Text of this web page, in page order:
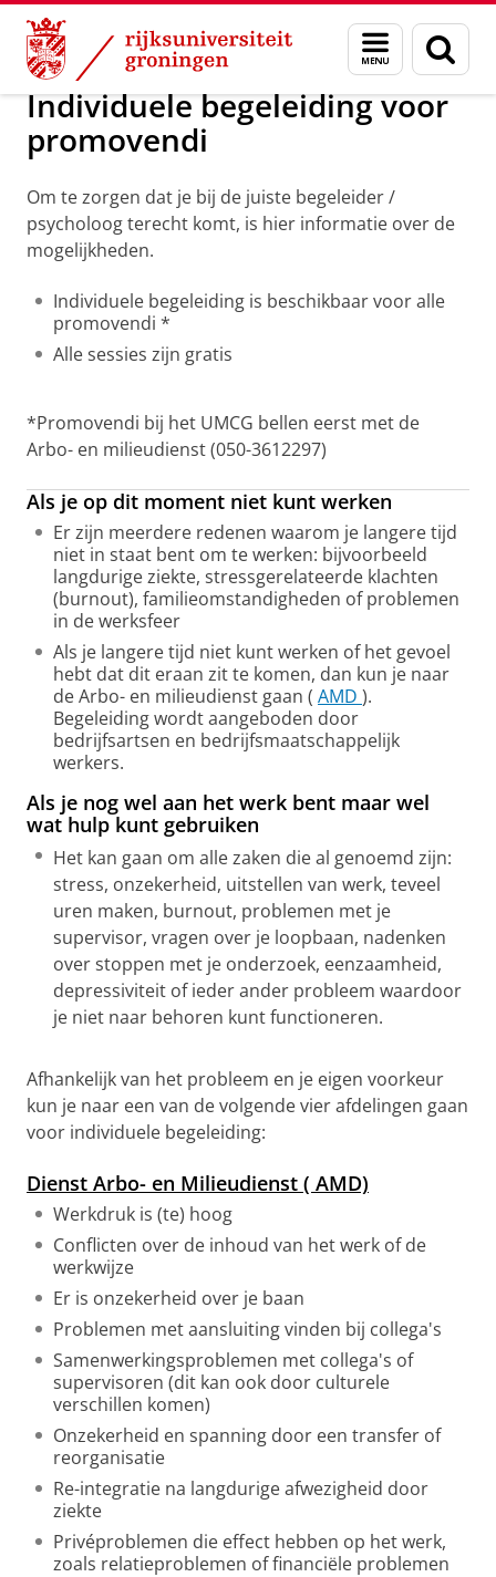
Skip
Content
Skip
Navigation
Menu
en
zoeken
Onderwijs Promotietrajecten Tijdens je promotietraject
Individuele begeleiding voor
promovendi
Om te zorgen dat je bij de juiste begeleider /
psycholoog terecht komt, is hier informatie over de
mogelijkheden.
Individuele begeleiding is beschikbaar voor alle
promovendi *
Alle sessies zijn gratis
*Promovendi bij het UMCG bellen eerst met de
Arbo- en milieudienst (050-3612297)
Als je op dit moment niet kunt werken
Er zijn meerdere redenen waarom je langere tijd
niet in staat bent om te werken: bijvoorbeeld
langdurige ziekte, stressgerelateerde klachten
(burnout), familieomstandigheden of problemen
in de werksfeer
Als je langere tijd niet kunt werken of het gevoel
hebt dat dit eraan zit te komen, dan kun je naar
de Arbo- en milieudienst gaan ( AMD ).
Begeleiding wordt aangeboden door
bedrijfsartsen en bedrijfsmaatschappelijk
werkers.
Als je nog wel aan het werk bent maar wel
wat hulp kunt gebruiken
Het kan gaan om alle zaken die al genoemd zijn:
stress, onzekerheid, uitstellen van werk, teveel
uren maken, burnout, problemen met je
supervisor, vragen over je loopbaan, nadenken
over stoppen met je onderzoek, eenzaamheid,
depressiviteit of ieder ander probleem waardoor
je niet naar behoren kunt functioneren.
Afhankelijk van het probleem en je eigen voorkeur
kun je naar een van de volgende vier afdelingen gaan
voor individuele begeleiding:
Dienst Arbo- en Milieudienst ( AMD)
Werkdruk is (te) hoog
Conflicten over de inhoud van het werk of de
werkwijze
Er is onzekerheid over je baan
Problemen met aansluiting vinden bij collega's
Samenwerkingsproblemen met collega's of
supervisoren (dit kan ook door culturele
verschillen komen)
Onzekerheid en spanning door een transfer of
reorganisatie
Re-integratie na langdurige afwezigheid door
ziekte
Privéproblemen die effect hebben op het werk,
zoals relatieproblemen of financiële problemen